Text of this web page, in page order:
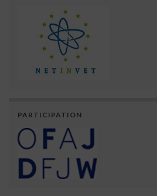
PARTICIPATION